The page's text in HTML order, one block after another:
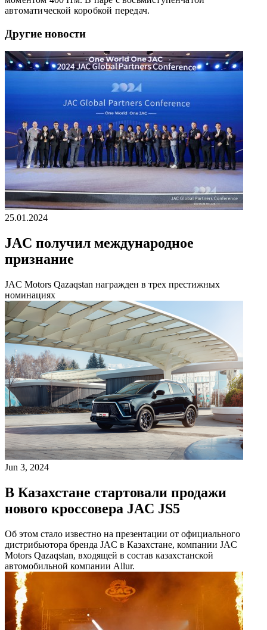
автоматической коробкой передач.
Другие новости
25.01.2024
JAC получил международное
признание
JAC Motors Qazaqstan награжден в трех престижных
номинациях
Jun 3, 2024
В Казахстане стартовали продажи
нового кроссовера JAC JS5
Об этом стало известно на презентации от официального
дистрибьютора бренда JAC в Казахстане, компании JAC
Motors Qazaqstan, входящей в состав казахстанской
автомобильной компании Allur.